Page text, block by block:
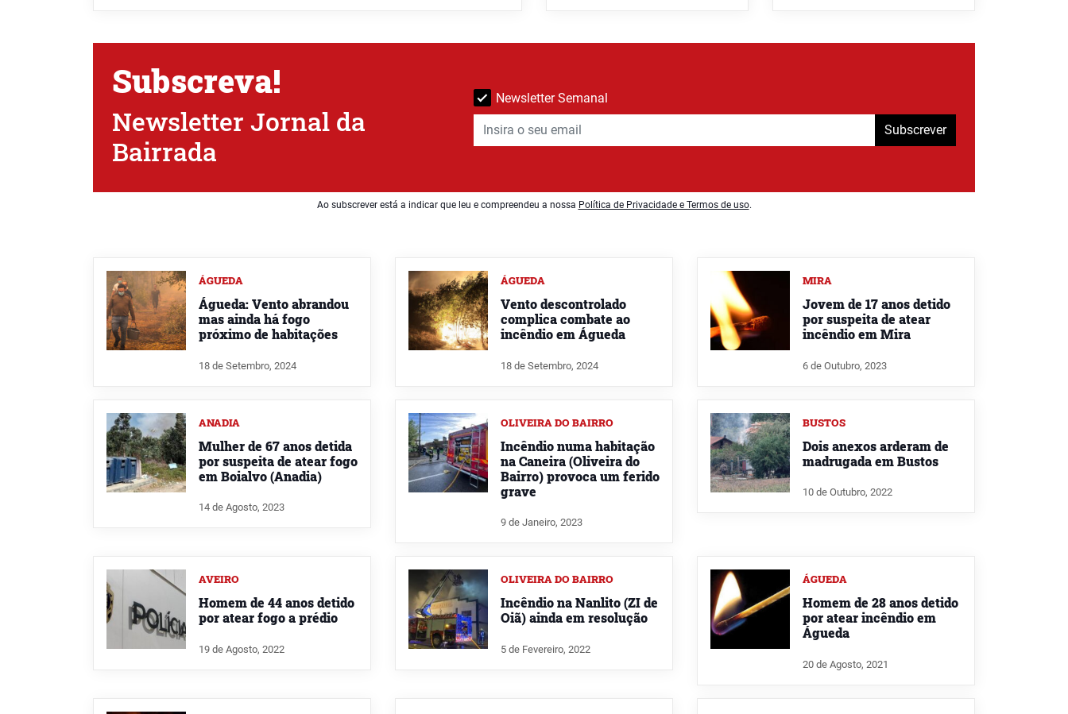
Subscreva!
Newsletter Jornal da
Bairrada
Newsletter Semanal
Subscrever
Ao subscrever está a indicar que leu e compreendeu a nossa Política de Privacidade e Termos de uso.
ÁGUEDA
Águeda: Vento abrandou
mas ainda há fogo
próximo de habitações
18 de Setembro, 2024
ÁGUEDA
Vento descontrolado
complica combate ao
incêndio em Águeda
18 de Setembro, 2024
MIRA
Jovem de 17 anos detido
por suspeita de atear
incêndio em Mira
6 de Outubro, 2023
ANADIA
Mulher de 67 anos detida
por suspeita de atear fogo
em Boialvo (Anadia)
14 de Agosto, 2023
OLIVEIRA DO BAIRRO
Incêndio numa habitação
na Caneira (Oliveira do
Bairro) provoca um ferido
grave
9 de Janeiro, 2023
BUSTOS
Dois anexos arderam de
madrugada em Bustos
10 de Outubro, 2022
AVEIRO
Homem de 44 anos detido
por atear fogo a prédio
19 de Agosto, 2022
OLIVEIRA DO BAIRRO
Incêndio na Nanlito (ZI de
Oiã) ainda em resolução
5 de Fevereiro, 2022
ÁGUEDA
Homem de 28 anos detido
por atear incêndio em
Águeda
20 de Agosto, 2021